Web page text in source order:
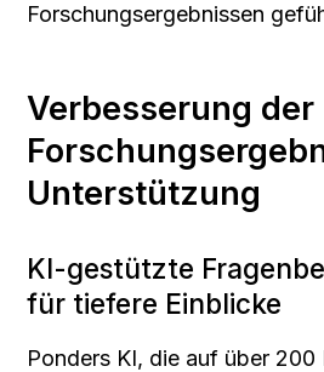
Forschungsergebnissen
Verbesserung der
Unterstützung
KI-gestützte
für tiefere Einblicke
Ponders KI, die auf über 200